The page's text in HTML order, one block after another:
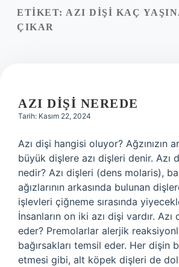
Yasal Uyarı
ETIKET: AZI DIŞI KAÇ
ÇIKAR
AZI DIŞI NEREDE
Tarih: Kasım 22, 2024
Azı dişi hangisi oluyor? Ağzınızın
büyük dişlere azı dişleri denir. Azı
nedir? Azı dişleri (dens molaris),
ağızlarının arkasında bulunan
işlevleri çiğneme sırasında
İnsanların on iki azı dişi vardır.
eder? Premolarlar alerjik
bağırsakları temsil eder. Her dişin
etmesi gibi, alt köpek dişleri de